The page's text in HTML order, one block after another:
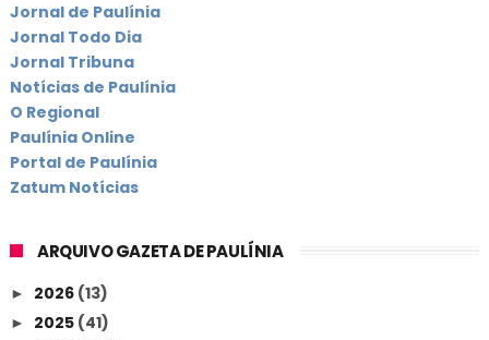
Jornal de Paulínia
Jornal Todo Dia
Jornal Tribuna
Notícias de Paulínia
O Regional
Paulínia Online
Portal de Paulínia
Zatum Notícias
ARQUIVO GAZETA DE PAULÍNIA
► 2026 (13)
► 2025 (41)